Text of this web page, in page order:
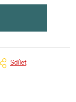
Sdílet